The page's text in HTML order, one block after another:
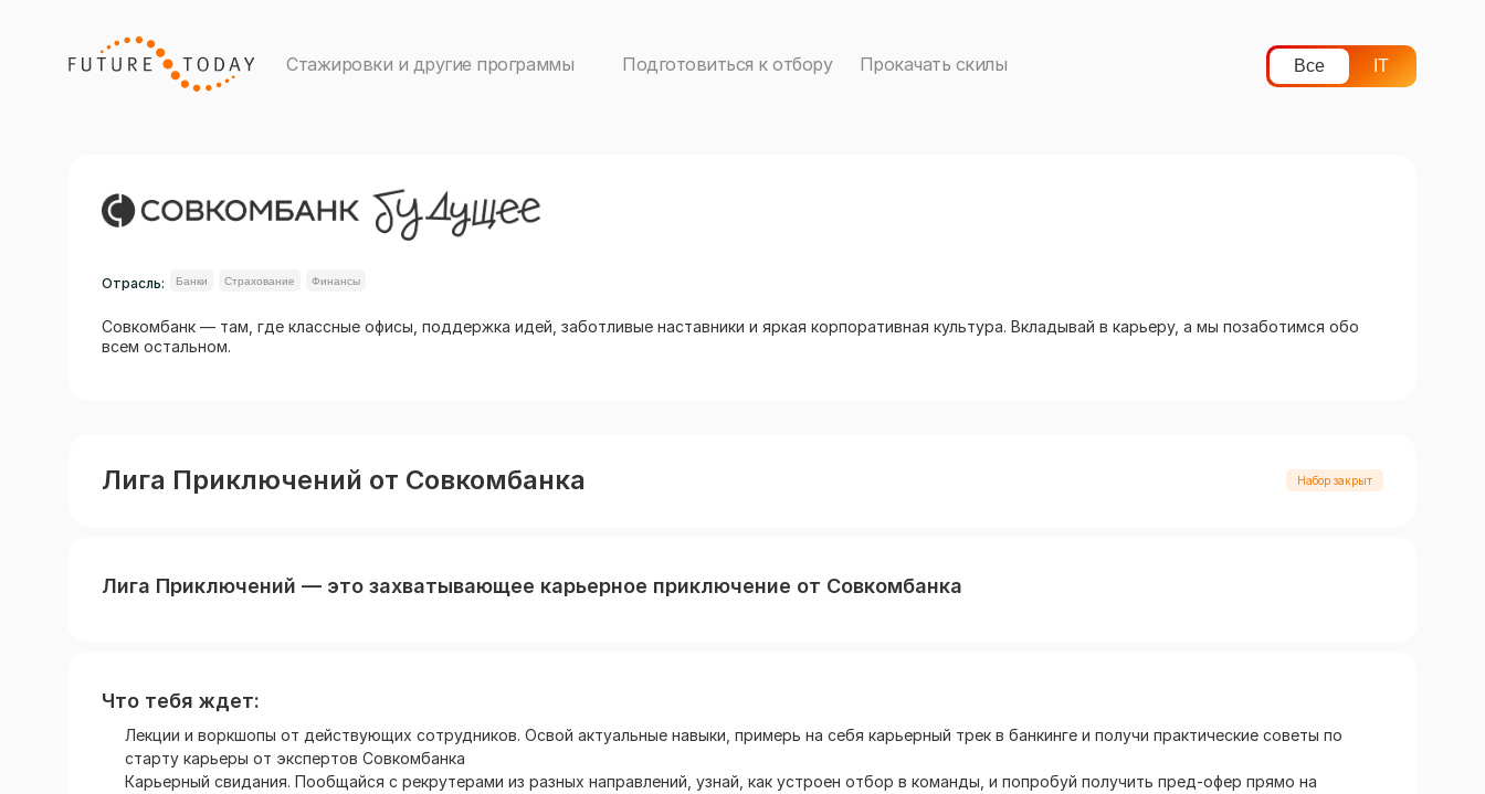
Стажировки и другие программы Подготовиться к отбору Прокачать скилы Все IT
Отрасль: Банки Страхование Финансы
Совкомбанк — там, где классные офисы, поддержка идей, заботливые наставники и яркая корпоративная культура. Вкладывай в карьеру, а мы позаботимся обо
всем остальном.
Лига Приключений от Совкомбанка Набор закрыт
Лига Приключений — это захватывающее карьерное приключение от Совкомбанка
Что тебя ждет:
Лекции и воркшопы от действующих сотрудников. Освой актуальные навыки, примерь на себя карьерный трек в банкинге и получи практические советы по
старту карьеры от экспертов Совкомбанка
Карьерный свидания. Пообщайся с рекрутерами из разных направлений, узнай, как устроен отбор в команды, и попробуй получить пред-офер прямо на